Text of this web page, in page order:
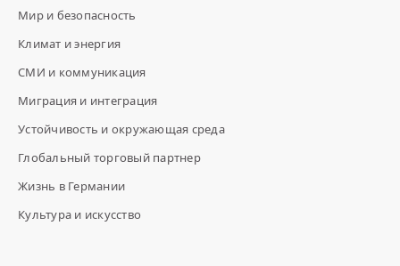
Мир и безопасность
Климат и энергия
СМИ и коммуникация
Миграция и интеграция
Устойчивость и окружающая среда
Глобальный торговый партнер
Жизнь в Германии
Культура и искусство